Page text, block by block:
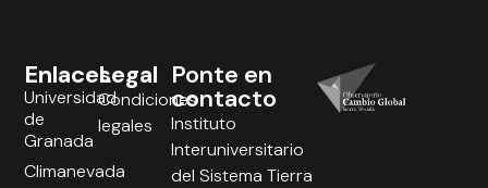
Legal
Condiciones
legales
Enlaces
Universidad
de
Granada
Climanevada
Ponte en
contacto
Instituto
Interuniversitario
del Sistema Tierra